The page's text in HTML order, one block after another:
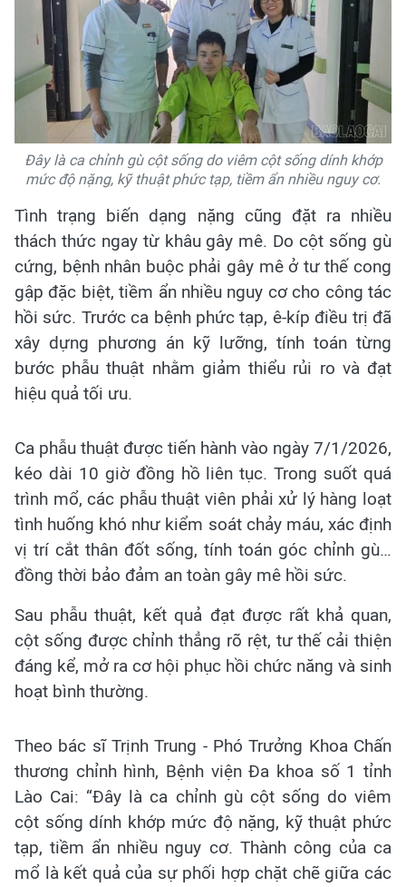
Đây là ca chỉnh gù cột sống do viêm cột sống dính khớp
mức độ nặng, kỹ thuật phức tạp, tiềm ẩn nhiều nguy cơ.
Tình trạng biến dạng nặng cũng đặt ra nhiều
thách thức ngay từ khâu gây mê. Do cột sống gù
cứng, bệnh nhân buộc phải gây mê ở tư thế cong
gập đặc biệt, tiềm ẩn nhiều nguy cơ cho công tác
hồi sức. Trước ca bệnh phức tạp, ê-kíp điều trị đã
xây dựng phương án kỹ lưỡng, tính toán từng
bước phẫu thuật nhằm giảm thiểu rủi ro và đạt
hiệu quả tối ưu.
Ca phẫu thuật được tiến hành vào ngày 7/1/2026,
kéo dài 10 giờ đồng hồ liên tục. Trong suốt quá
trình mổ, các phẫu thuật viên phải xử lý hàng loạt
tình huống khó như kiểm soát chảy máu, xác định
vị trí cắt thân đốt sống, tính toán góc chỉnh gù…
đồng thời bảo đảm an toàn gây mê hồi sức.
Sau phẫu thuật, kết quả đạt được rất khả quan,
cột sống được chỉnh thẳng rõ rệt, tư thế cải thiện
đáng kể, mở ra cơ hội phục hồi chức năng và sinh
hoạt bình thường.
Theo bác sĩ Trịnh Trung - Phó Trưởng Khoa Chấn
thương chỉnh hình, Bệnh viện Đa khoa số 1 tỉnh
Lào Cai: “Đây là ca chỉnh gù cột sống do viêm
cột sống dính khớp mức độ nặng, kỹ thuật phức
tạp, tiềm ẩn nhiều nguy cơ. Thành công của ca
mổ là kết quả của sự phối hợp chặt chẽ giữa các